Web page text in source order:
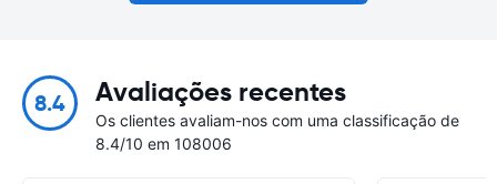
8.4 Avaliações recentes
Os clientes avaliam-nos com uma classificação de
8.4/10 em 108006